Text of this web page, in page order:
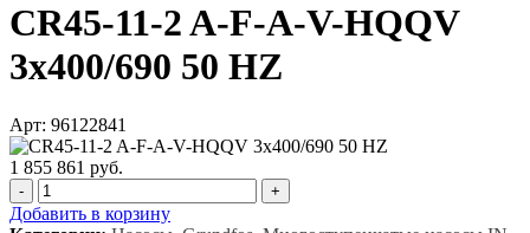
CR45-11-2 A-F-A-V-HQQV
3x400/690 50 HZ
Арт: 96122841
1 855 861 руб.
- +
Добавить в корзину